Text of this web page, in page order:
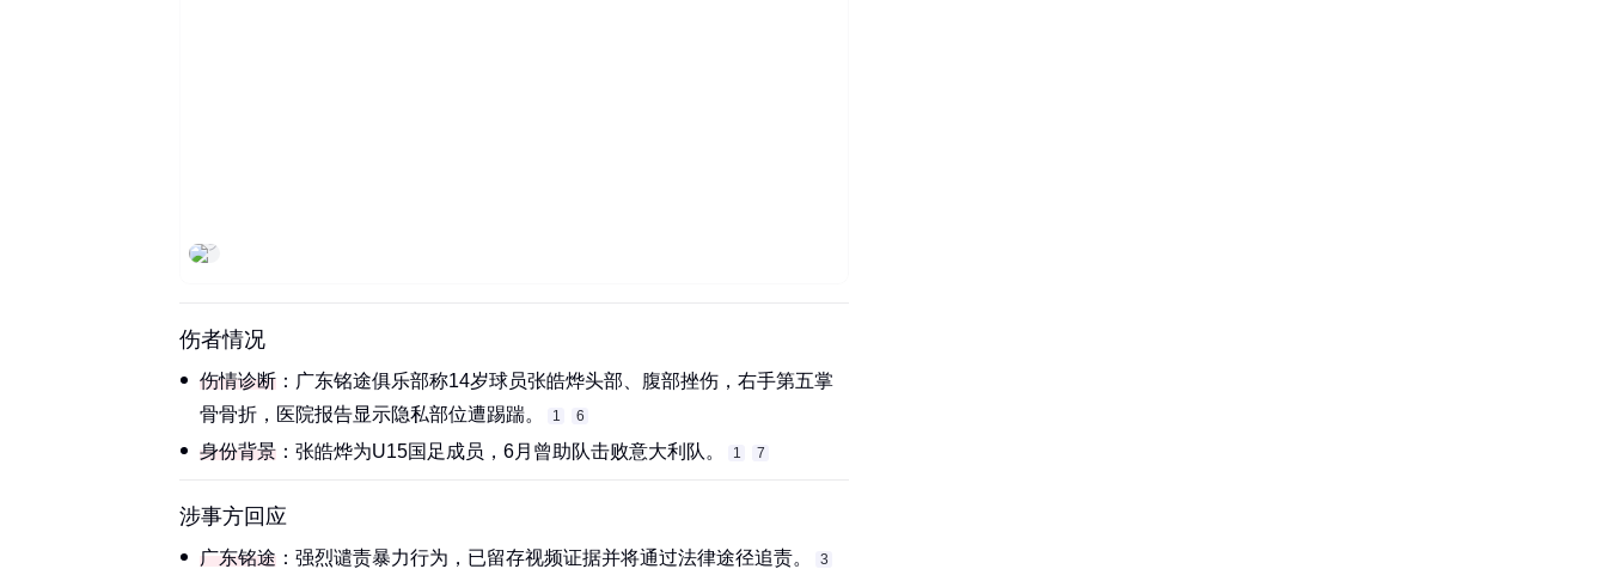
社会温度计
伤者情况
伤情诊断 ：广东铭途俱乐部称14岁球员张皓烨头部、腹部挫伤，右手第五掌
骨骨折，医院报告显示隐私部位遭踢踹。‌‌
1 6
身份背景 ：张皓烨为U15国足成员，6月曾助队击败意大利队。‌‌ 1 7
涉事方回应
广东铭途 ：强烈谴责暴力行为，已留存视频证据并将通过法律途径追责。‌‌
3